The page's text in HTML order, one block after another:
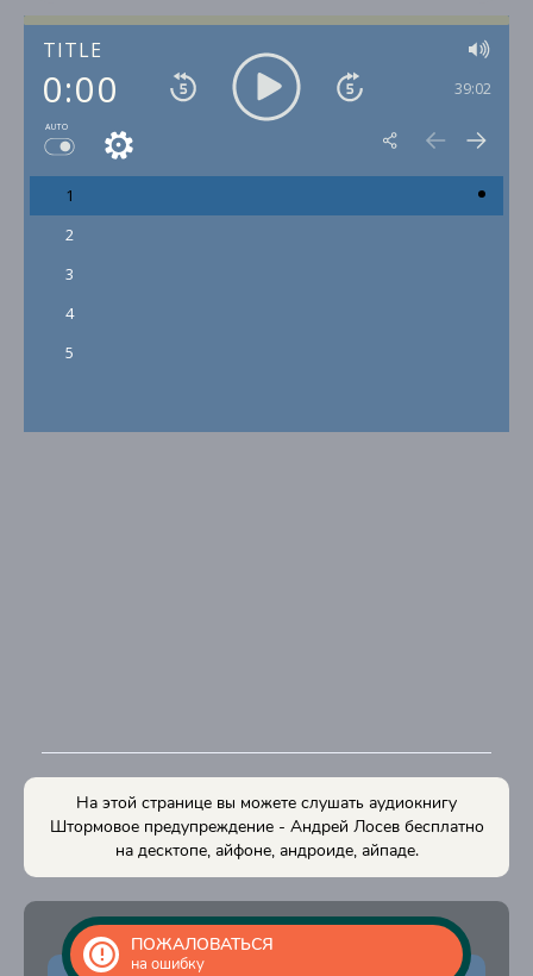
TITLE
0:00 39:02
AUTO
1
2
3
4
5
На этой странице вы можете слушать аудиокнигу
Штормовое предупреждение - Андрей Лосев бесплатно
на десктопе, айфоне, андроиде, айпаде.
ПОЖАЛОВАТЬСЯ
на ошибку